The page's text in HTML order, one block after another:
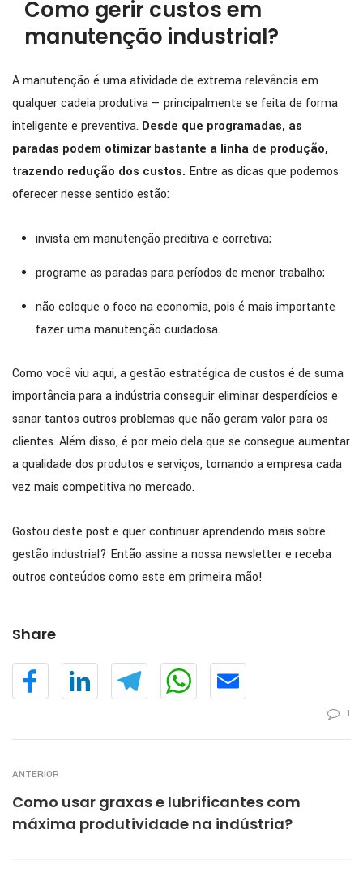
Como gerir custos em
manutenção industrial?
A manutenção é uma atividade de extrema relevância em
qualquer cadeia produtiva — principalmente se feita de forma
inteligente e preventiva. Desde que programadas, as
paradas podem otimizar bastante a linha de produção,
trazendo redução dos custos. Entre as dicas que podemos
oferecer nesse sentido estão:
invista em manutenção preditiva e corretiva;
programe as paradas para períodos de menor trabalho;
não coloque o foco na economia, pois é mais importante
fazer uma manutenção cuidadosa.
Como você viu aqui, a gestão estratégica de custos é de suma
importância para a indústria conseguir eliminar desperdícios e
sanar tantos outros problemas que não geram valor para os
clientes. Além disso, é por meio dela que se consegue aumentar
a qualidade dos produtos e serviços, tornando a empresa cada
vez mais competitiva no mercado.
Gostou deste post e quer continuar aprendendo mais sobre
gestão industrial? Então assine a nossa newsletter e receba
outros conteúdos como este em primeira mão!
Share
1
ANTERIOR
Como usar graxas e lubrificantes com
máxima produtividade na indústria?